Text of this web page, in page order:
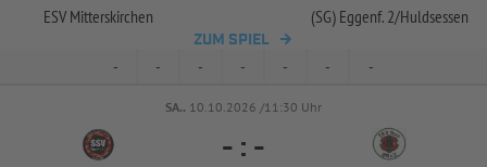
ESV Mitterskirchen (SG) Eggenf. 2/Huldsessen
ZUM SPIEL
- - - - - - -
SA.. 10.10.2026 /11:30 Uhr
- : -